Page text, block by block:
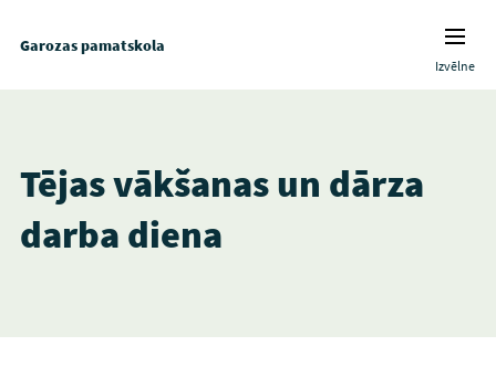
Garozas pamatskola
Izvēlne
Tējas vākšanas un dārza
darba diena